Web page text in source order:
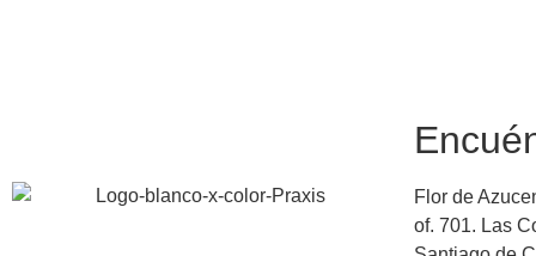
Flor de
of. 701. Las